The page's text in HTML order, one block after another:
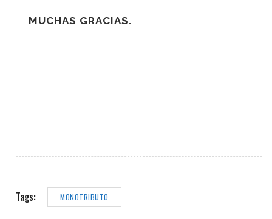
MUCHAS GRACIAS.
Tags: MONOTRIBUTO